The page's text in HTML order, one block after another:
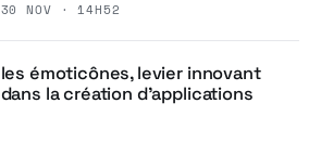
30 NOV · 14H52
les émoticônes, levier innovant
dans la création d’applications